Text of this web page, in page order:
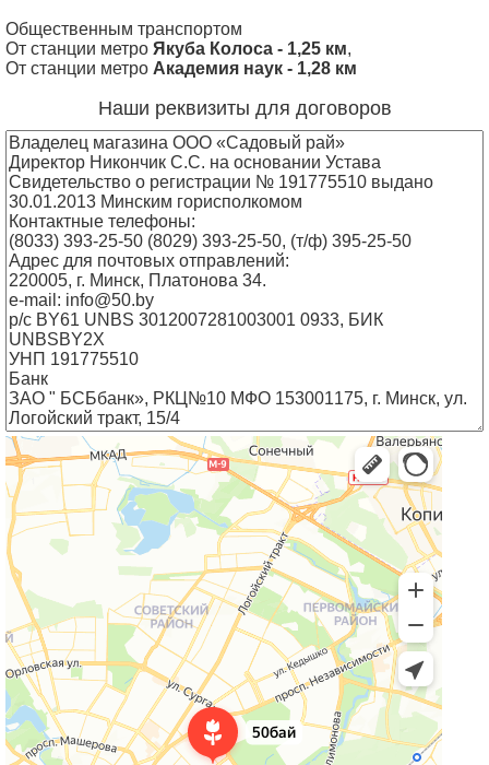
Общественным транспортом
От станции метро Якуба Колоса - 1,25 км,
От станции метро Академия наук - 1,28 км
Наши реквизиты для договоров